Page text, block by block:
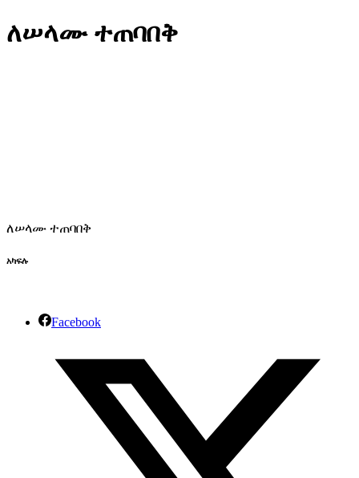
ለሠላሙ ተጠባበቅ
ለሠላሙ ተጠባበቅ
አካፍሉ
Facebook